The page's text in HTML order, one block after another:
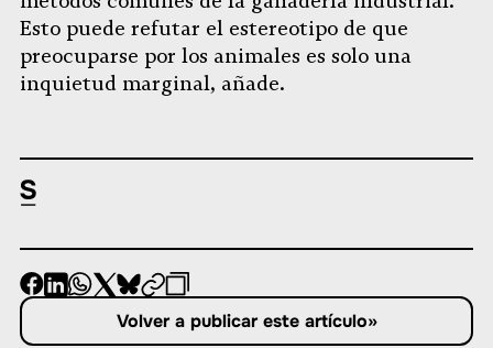
Esto puede refutar el estereotipo de que
preocuparse por los animales es solo una
inquietud marginal, añade.
-
-
-
-
en
-
en
-
Copiar
Volver a publicar este artículo»